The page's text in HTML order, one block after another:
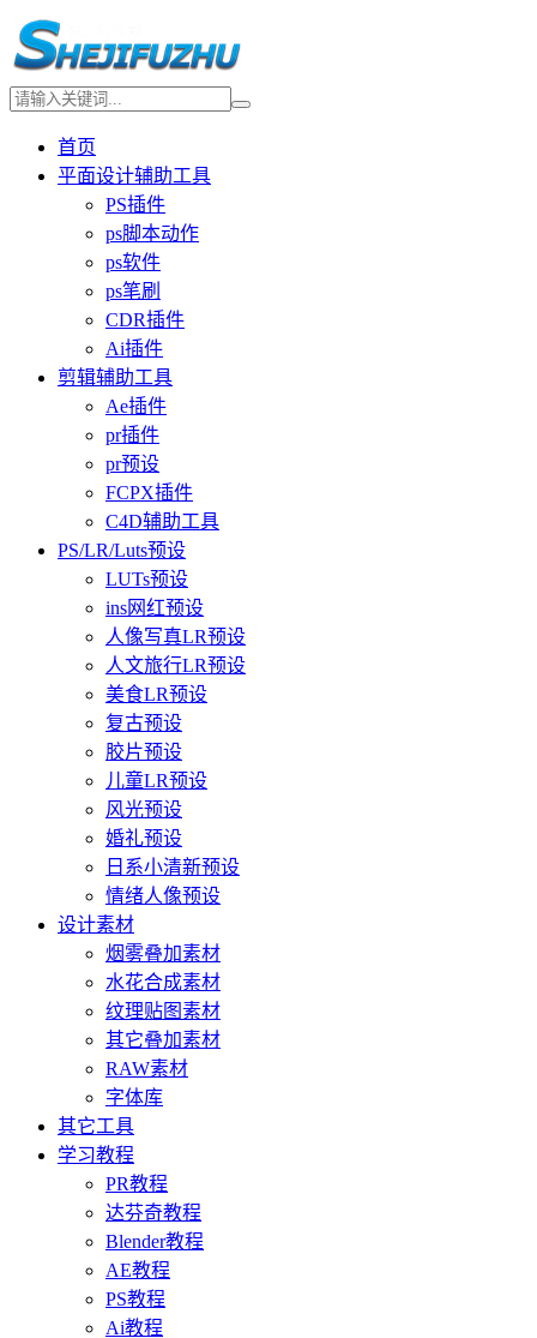
首页
平面设计辅助工具
PS插件
ps脚本动作
ps软件
ps笔刷
CDR插件
Ai插件
剪辑辅助工具
Ae插件
pr插件
pr预设
FCPX插件
C4D辅助工具
PS/LR/Luts预设
LUTs预设
ins网红预设
人像写真LR预设
人文旅行LR预设
美食LR预设
复古预设
胶片预设
儿童LR预设
风光预设
婚礼预设
日系小清新预设
情绪人像预设
设计素材
烟雾叠加素材
水花合成素材
纹理贴图素材
其它叠加素材
RAW素材
字体库
其它工具
学习教程
PR教程
达芬奇教程
Blender教程
AE教程
PS教程
Ai教程